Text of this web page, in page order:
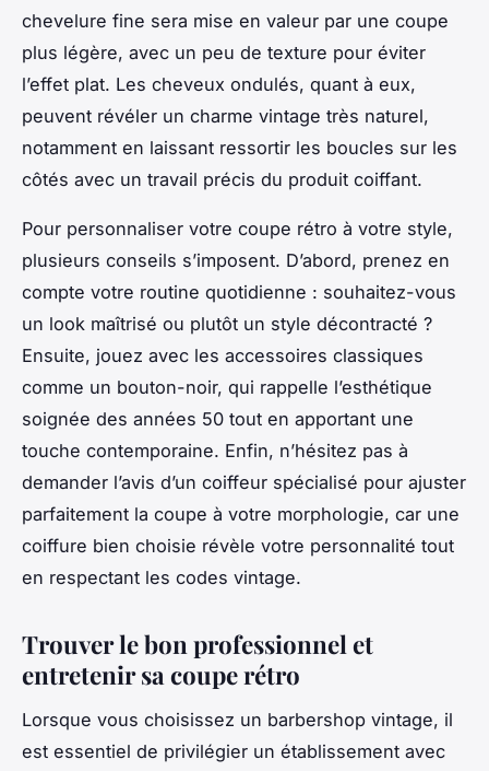
chevelure fine sera mise en valeur par une coupe
plus légère, avec un peu de texture pour éviter
l’effet plat. Les cheveux ondulés, quant à eux,
peuvent révéler un charme vintage très naturel,
notamment en laissant ressortir les boucles sur les
côtés avec un travail précis du produit coiffant.
Pour personnaliser votre coupe rétro à votre style,
plusieurs conseils s’imposent. D’abord, prenez en
compte votre routine quotidienne : souhaitez-vous
un look maîtrisé ou plutôt un style décontracté ?
Ensuite, jouez avec les accessoires classiques
comme un bouton-noir, qui rappelle l’esthétique
soignée des années 50 tout en apportant une
touche contemporaine. Enfin, n’hésitez pas à
demander l’avis d’un coiffeur spécialisé pour ajuster
parfaitement la coupe à votre morphologie, car une
coiffure bien choisie révèle votre personnalité tout
en respectant les codes vintage.
Trouver le bon professionnel et
entretenir sa coupe rétro
Lorsque vous choisissez un barbershop vintage, il
est essentiel de privilégier un établissement avec